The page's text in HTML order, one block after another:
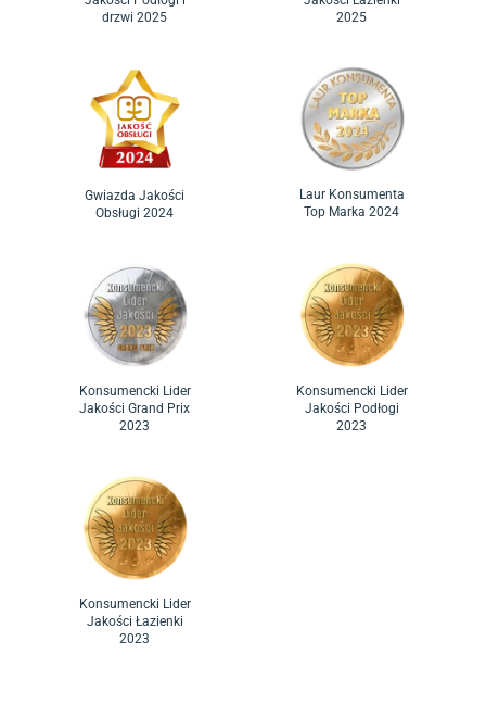
drzwi 2025
2025
Gwiazda Jakości
Obsługi 2024
Laur Konsumenta
Top Marka 2024
Konsumencki Lider
Jakości Grand Prix
2023
Konsumencki Lider
Jakości Podłogi
2023
Konsumencki Lider
Jakości Łazienki
2023